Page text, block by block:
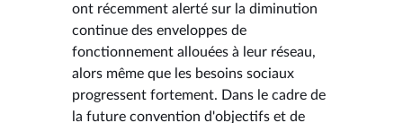
ont récemment alerté sur la diminution
continue des enveloppes de
fonctionnement allouées à leur réseau,
alors même que les besoins sociaux
progressent fortement. Dans le cadre de
la future convention d'objectifs et de